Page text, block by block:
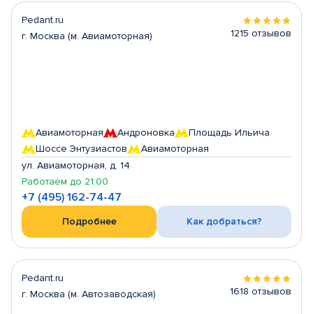
Pedant.ru
г. Москва (м. Авиамоторная)
1215 отзывов
Авиамоторная Андроновка
Площадь Ильича
Шоссе Энтузиастов
Авиамоторная
ул. Авиамоторная, д. 14
Работаем до 21:00
+7 (495) 162-74-47
Подробнее Как добраться?
Pedant.ru
г. Москва (м. Автозаводская)
1618 отзывов